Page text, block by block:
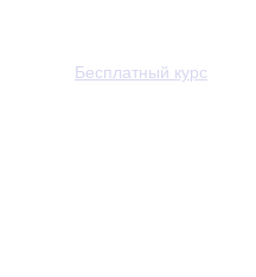
Бесплатный курс